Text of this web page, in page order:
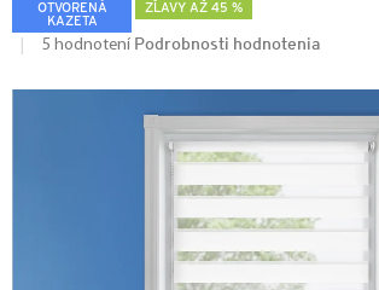
OTVORENÁ
KAZETA
ZĽAVY AŽ 45 %
5 hodnotení Podrobnosti hodnotenia